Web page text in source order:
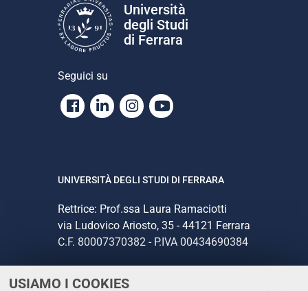
USIAMO I COOKIES
Università
degli Studi
di Ferrara
Seguici su
Facebook
LinkedinInstagram
Youtube
UNIVERSITÀ DEGLI STUDI DI FERRARA
Rettrice: Prof.ssa Laura Ramaciotti
via Ludovico Ariosto, 35 - 44121 Ferrara
C.F. 80007370382 - P.IVA 00434690384
CONTATTI